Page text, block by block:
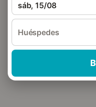
sáb, 15/08
Huéspedes